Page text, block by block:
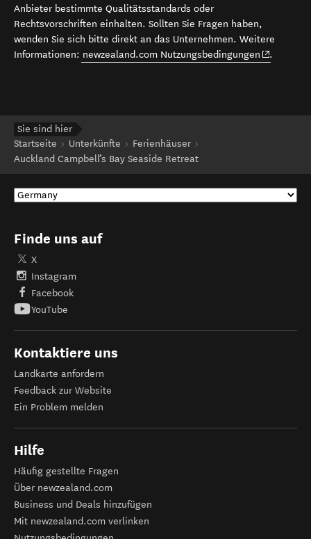
Anbieter bestimmte Qualitätsstandards oder
Rechtsvorschriften einhalten. Sollten Sie Fragen haben,
wenden Sie sich bitte direkt an das Unternehmen. Weitere
Informationen: newzealand.com Nutzungsbedingungen (opens in
.
Sie sind hier
Startseite
Unterkünfte
Ferienhäuser
Auckland Campbell’s Bay Seaside Retreat
Finde uns auf
X
Instagram
Facebook
YouTube
Kontaktiere uns
Landkarte anfordern
Feedback zur Website
Ein Problem melden
Hilfe
Häufig gestellte Fragen
Über newzealand.com
Business und Deals hinzufügen
Mit newzealand.com verlinken